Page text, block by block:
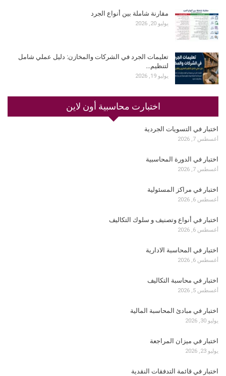
مقارنة شاملة بين أنواع الجرد
يوليو 20, 2026
تعليمات الجرد في الشركات والمخازن: دليل عملي شامل
لتنظيم…
يوليو 19, 2026
اختبارت محاسبية أون لاين
اختبار في التسويات الجردية
أغسطس 7, 2026
اختبار في الدورة المحاسبية
أغسطس 7, 2026
اختبار في مراكز المسئولية
أغسطس 6, 2026
اختبار في أنواع وتصنيف و سلوك التكاليف
أغسطس 6, 2026
اختبار في المحاسبة الادارية
أغسطس 6, 2026
اختبار في محاسبة التكاليف
أغسطس 5, 2026
اختبار في مبادئ المحاسبة المالية
يوليو 30, 2026
اختبار في ميزان المراجعة
يوليو 23, 2026
اختبار في قائمة التدفقات النقدية